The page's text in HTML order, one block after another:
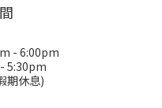
- 6:00pm
5:30pm
期休息)